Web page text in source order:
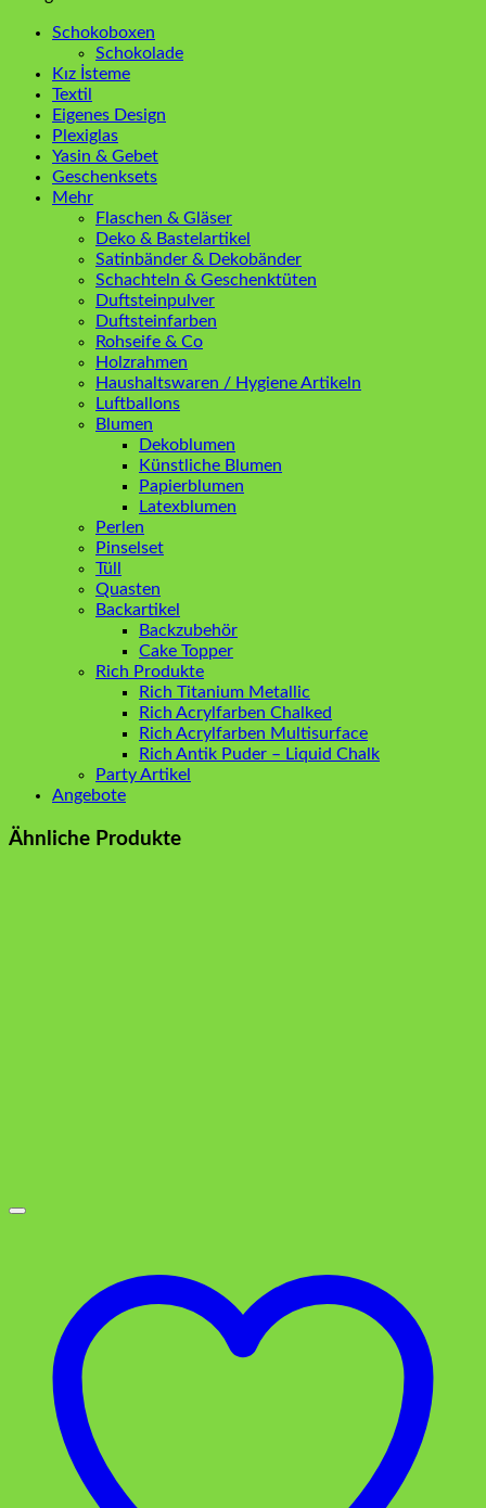
Schokoboxen
Schokolade
Kız İsteme
Textil
Eigenes Design
Plexiglas
Yasin & Gebet
Geschenksets
Mehr
Flaschen & Gläser
Deko & Bastelartikel
Satinbänder & Dekobänder
Schachteln & Geschenktüten
Duftsteinpulver
Duftsteinfarben
Rohseife & Co
Holzrahmen
Haushaltswaren / Hygiene Artikeln
Luftballons
Blumen
Dekoblumen
Künstliche Blumen
Papierblumen
Latexblumen
Perlen
Pinselset
Tüll
Quasten
Backartikel
Backzubehör
Cake Topper
Rich Produkte
Rich Titanium Metallic
Rich Acrylfarben Chalked
Rich Acrylfarben Multisurface
Rich Antik Puder – Liquid Chalk
Party Artikel
Angebote
Ähnliche Produkte